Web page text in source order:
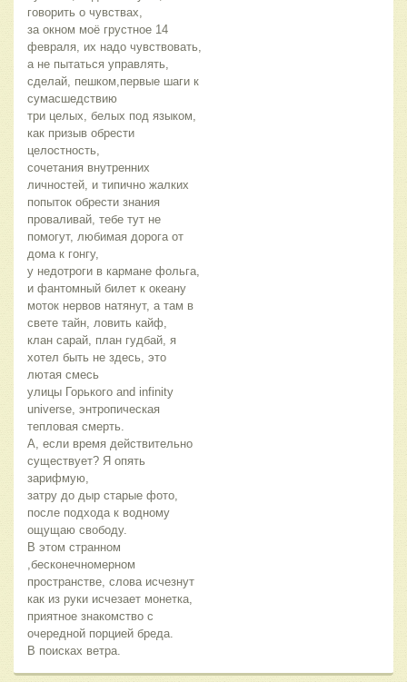
говорить о чувствах,
за окном моё грустное 14
февраля, их надо чувствовать,
а не пытаться управлять,
сделай, пешком,первые шаги к
сумасшедствию
три целых, белых под языком,
как призыв обрести
целостность,
сочетания внутренних
личностей, и типично жалких
попыток обрести знания
проваливай, тебе тут не
помогут, любимая дорога от
дома к гонгу,
у недотроги в кармане фольга,
и фантомный билет к океану
моток нервов натянут, а там в
свете тайн, ловить кайф,
клан сарай, план гудбай, я
хотел быть не здесь, это
лютая смесь
улицы Горького and infinity
universe, энтропическая
тепловая смерть.
А, если время действительно
существует? Я опять
зарифмую,
затру до дыр старые фото,
после подхода к водному
ощущаю свободу.
В этом странном
,бесконечномерном
пространстве, слова исчезнут
как из руки исчезает монетка,
приятное знакомство с
очередной порцией бреда.
В поисках ветра.